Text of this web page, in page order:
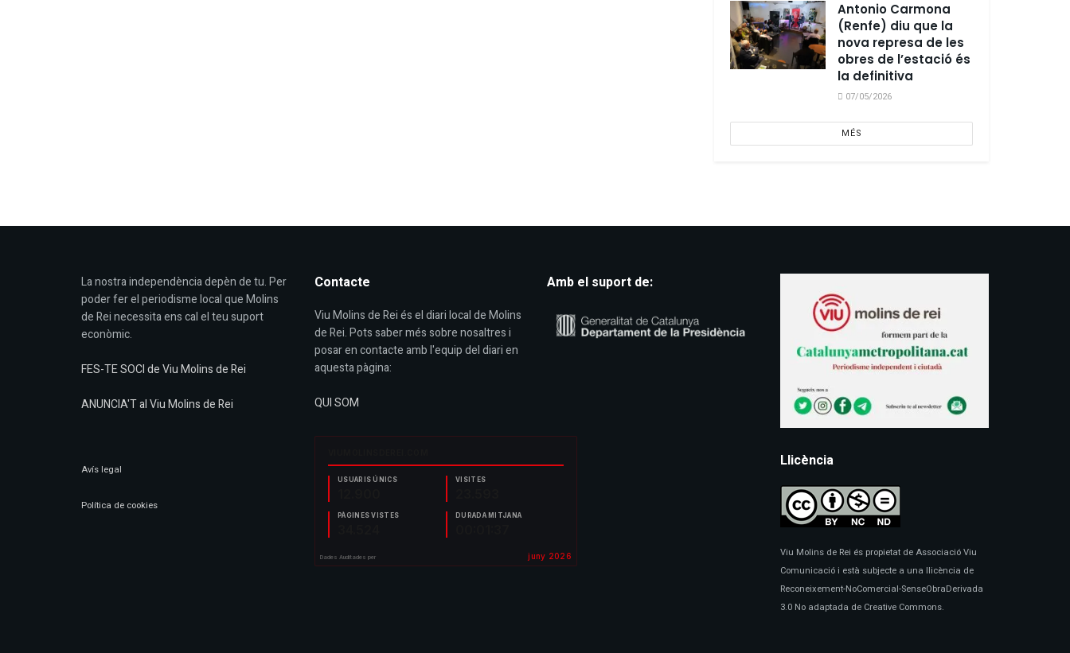
Antonio Carmona
(Renfe) diu que la
nova represa de les
obres de l’estació és
la definitiva
07/05/2026
MÉS
La nostra independència depèn de tu. Per
poder fer el periodisme local que Molins
de Rei necessita ens cal el teu suport
econòmic.
FES-TE SOCI de Viu Molins de Rei
ANUNCIA'T al Viu Molins de Rei
Avís legal
Política de cookies
Contacte
Viu Molins de Rei és el diari local de Molins
de Rei. Pots saber més sobre nosaltres i
posar en contacte amb l'equip del diari en
aquesta pàgina:
QUI SOM
Amb el suport de:
Llicència
Viu Molins de Rei és propietat de Associació Viu
Comunicació i està subjecte a una llicència de
Reconeixement-NoComercial-SenseObraDerivada
3.0 No adaptada de Creative Commons.